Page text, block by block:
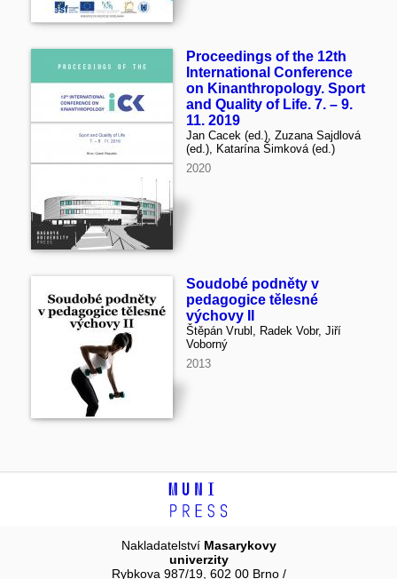
Proceedings of the 12th
International Conference
on Kinanthropology. Sport
and Quality of Life. 7. – 9.
11. 2019
Jan Cacek (ed.), Zuzana Sajdlová
(ed.), Katarína Šimková (ed.)
2020
Soudobé podněty v
pedagogice tělesné
výchovy II
Štěpán Vrubl, Radek Vobr, Jiří
Voborný
2013
Nakladatelství Masarykovy
univerzity
Rybkova 987/19, 602 00 Brno /